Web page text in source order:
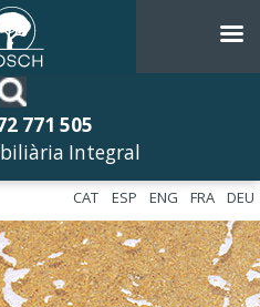
771 505
Integral
DEU
FRA
ENG
ESP
CAT